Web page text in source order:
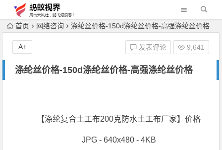
首页 网络咨询 涤纶丝价格-150d涤纶丝价格-高强涤纶丝价格
涤纶丝价格-150d涤纶丝价格-高强涤纶丝价格
发表评论 9,641
A+
【涤纶复合土工布200克防水土工布厂家】价格
JPG - 640x480 - 4KB